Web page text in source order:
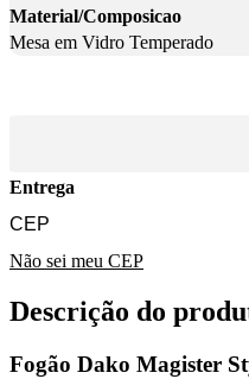
Material/Composicao
Mesa em Vidro Temperado
Entrega
Não sei meu CEP
Descrição do
Fogão Dako Magister